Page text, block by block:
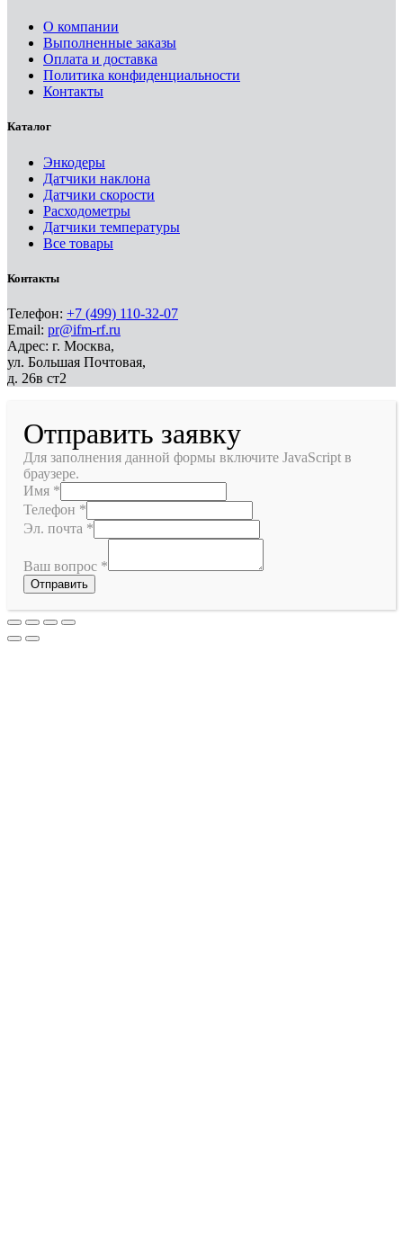
О компании
Выполненные заказы
Оплата и доставка
Политика конфиденциальности
Контакты
Каталог
Энкодеры
Датчики наклона
Датчики скорости
Расходометры
Датчики температуры
Все товары
Контакты
Телефон: +7 (499) 110-32-07
Email: pr@ifm-rf.ru
Адрес: г. Москва,
ул. Большая Почтовая,
д. 26в ст2
Отправить заявку
Для заполнения данной формы включите JavaScript в
браузере.
Имя *
Телефон *
Эл. почта *
Ваш вопрос *
Отправить